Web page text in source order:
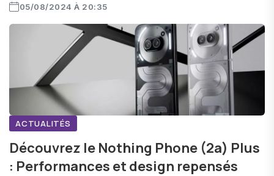
05/08/2024 À 20:35
ACTUALITÉS
Découvrez le Nothing Phone (2a) Plus
: Performances et design repensés